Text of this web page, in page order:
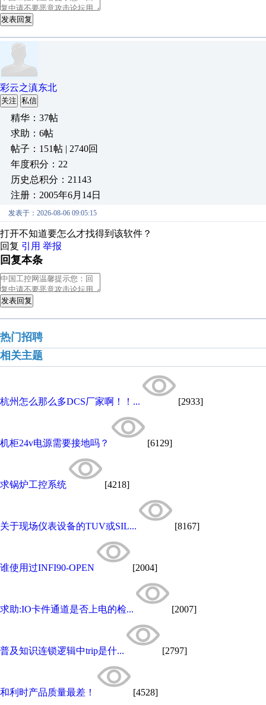
发表回复
彩云之滇东北
关注 私信
精华：37帖
求助：6帖
帖子：151帖 | 2740回
年度积分：22
历史总积分：21143
注册：2005年6月14日
发表于：2026-08-06 09:05:15
打开不知道要怎么才找得到该软件？
回复 引用 举报
回复本条
发表回复
热门招聘
相关主题
杭州怎么那么多DCS厂家啊！！... [2933]
机柜24v电源需要接地吗？ [6129]
求锅炉工控系统 [4218]
关于现场仪表设备的TUV或SIL... [8167]
谁使用过INFI90-OPEN [2004]
求助:IO卡件通道是否上电的检... [2007]
普及知识连锁逻辑中trip是什... [2797]
和利时产品质量最差！ [4528]